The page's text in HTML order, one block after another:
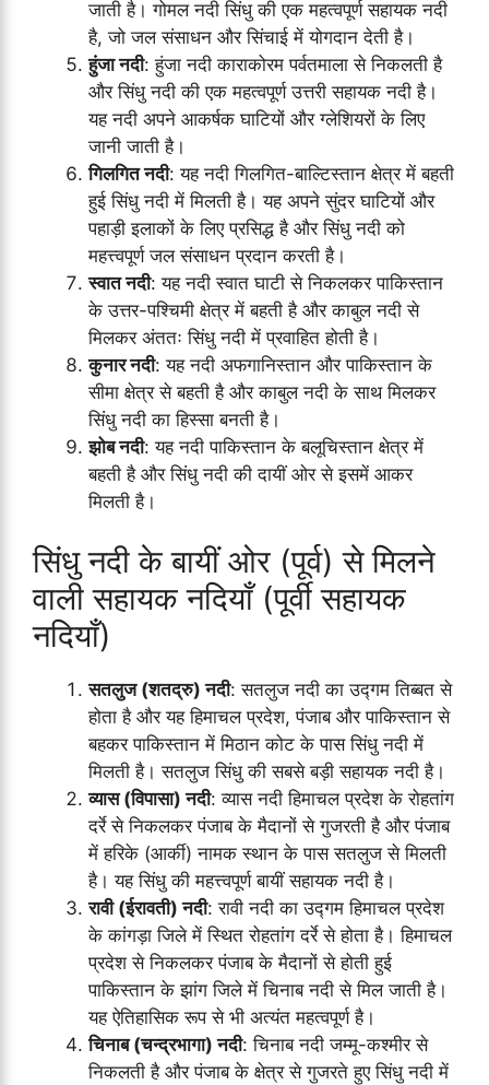
जाती है। गोमल नदी सिंधु की एक महत्वपूर्ण सहायक नदी
है, जो जल संसाधन और सिंचाई में योगदान देती है।
हुंजा नदी: हुंजा नदी काराकोरम पर्वतमाला से निकलती है
और सिंधु नदी की एक महत्वपूर्ण उत्तरी सहायक नदी है।
यह नदी अपने आकर्षक घाटियों और ग्लेशियरों के लिए
जानी जाती है।
गिलगित नदी: यह नदी गिलगित-बाल्टिस्तान क्षेत्र में बहती
हुई सिंधु नदी में मिलती है। यह अपने सुंदर घाटियों और
पहाड़ी इलाकों के लिए प्रसिद्ध है और सिंधु नदी को
महत्त्वपूर्ण जल संसाधन प्रदान करती है।
स्वात नदी: यह नदी स्वात घाटी से निकलकर पाकिस्तान
के उत्तर-पश्चिमी क्षेत्र में बहती है और काबुल नदी से
मिलकर अंततः सिंधु नदी में प्रवाहित होती है।
कुनार नदी: यह नदी अफगानिस्तान और पाकिस्तान के
सीमा क्षेत्र से बहती है और काबुल नदी के साथ मिलकर
सिंधु नदी का हिस्सा बनती है।
झोब नदी: यह नदी पाकिस्तान के बलूचिस्तान क्षेत्र में
बहती है और सिंधु नदी की दायीं ओर से इसमें आकर
मिलती है।
सिंधु नदी के बायीं ओर (पूर्व) से मिलने
वाली सहायक नदियाँ (पूर्वी सहायक
नदियाँ)
सतलुज (शतद्रु) नदी: सतलुज नदी का उद्गम तिब्बत से
होता है और यह हिमाचल प्रदेश, पंजाब और पाकिस्तान से
बहकर पाकिस्तान में मिठान कोट के पास सिंधु नदी में
मिलती है। सतलुज सिंधु की सबसे बड़ी सहायक नदी है।
व्यास (विपासा) नदी: व्यास नदी हिमाचल प्रदेश के रोहतांग
दर्रे से निकलकर पंजाब के मैदानों से गुजरती है और पंजाब
में हरिके (आर्की) नामक स्थान के पास सतलुज से मिलती
है। यह सिंधु की महत्त्वपूर्ण बायीं सहायक नदी है।
रावी (ईरावती) नदी: रावी नदी का उद्गम हिमाचल प्रदेश
के कांगड़ा जिले में स्थित रोहतांग दर्रे से होता है। हिमाचल
प्रदेश से निकलकर पंजाब के मैदानों से होती हुई
पाकिस्तान के झांग जिले में चिनाब नदी से मिल जाती है।
यह ऐतिहासिक रूप से भी अत्यंत महत्वपूर्ण है।
चिनाब (चन्द्रभागा) नदी: चिनाब नदी जम्मू-कश्मीर से
निकलती है और पंजाब के क्षेत्र से गुजरते हुए सिंधु नदी में